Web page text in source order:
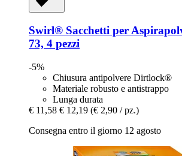
Swirl® Sacchetti per
73, 4 pezzi
-5%
Chiusura antipolvere Dirtlock®
Materiale robusto e antistrappo
Lunga durata
€ 11,58 € 12,19 (€ 2,90 / pz.)
Consegna entro il giorno 12 agosto